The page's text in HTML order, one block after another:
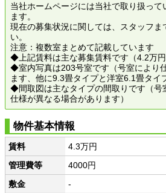
当社ホームページには当社で取り扱って
ます。
現在の募集状況に関しては、スタッフま
い。
注意：複数室まとめて記載しています
◆上記賃料は主な募集賃料です（4.2万
◆室内写真は203号室です（号室により
ます、他に9.3畳タイプと洋室6.1畳タイ
◆間取図は主なタイプの間取りです（号
仕様が異なる場合があります）
物件基本情報
賃料
4.3万円
管理費等
4000円
敷金
-